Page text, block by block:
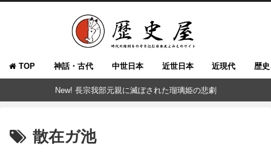
TOP 神話・古代 中世日本 近世日本 近現代 歴
New! 長宗我部元親に滅ぼされた瑠璃姫の悲劇
散在ガ池